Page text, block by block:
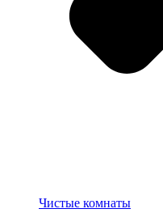
Чистые комнаты